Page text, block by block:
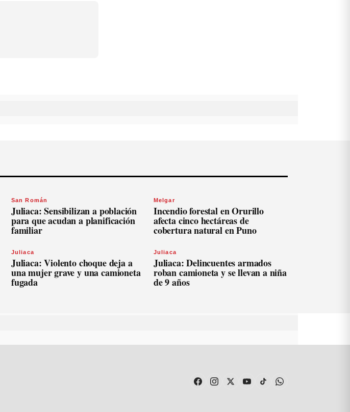
San Román
Juliaca: Sensibilizan a población
para que acudan a planificación
familiar
Melgar
Incendio forestal en Orurillo
afecta cinco hectáreas de
cobertura natural en Puno
Juliaca
Juliaca: Violento choque deja a
una mujer grave y una camioneta
fugada
Juliaca
Juliaca: Delincuentes armados
roban camioneta y se llevan a niña
de 9 años